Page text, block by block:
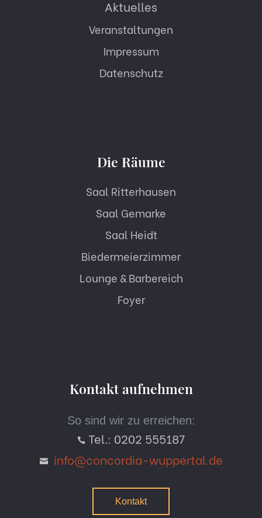
Aktuelles
Veranstaltungen
Impressum
Datenschutz
Die Räume
Saal Ritterhausen
Saal Gemarke
Saal Heidt
Biedermeierzimmer
Lounge & Barbereich
Foyer
Kontakt aufnehmen
So sind wir zu erreichen:
 Tel.: 0202 555187
 info@concordia-wuppertal.de
Kontakt